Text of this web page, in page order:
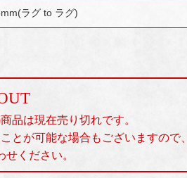
ラグ to ラグ)
品は現在売り切れです。
とが可能な場合もございますので、
ください。